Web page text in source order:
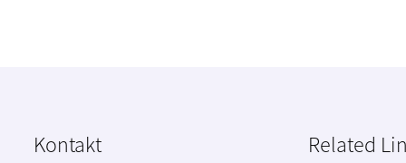
Kontakt Related